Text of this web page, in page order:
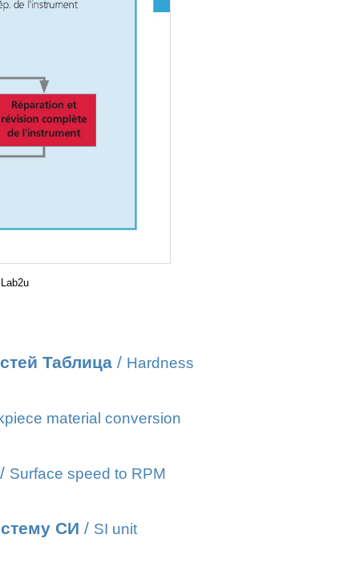
Таблица / Hardness
material conversion
Surface speed to RPM
СИ / SI unit